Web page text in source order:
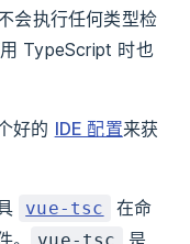
会执行任何类型检
TypeScript 时也
好的 IDE 配置来获
vue-tsc
在命
是